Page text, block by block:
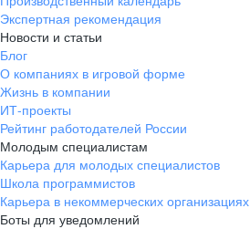
Экспертная рекомендация
Новости и статьи
Блог
О компаниях в игровой форме
Жизнь в компании
ИТ-проекты
Рейтинг работодателей России
Молодым специалистам
Карьера для молодых специалистов
Школа программистов
Карьера в некоммерческих организациях
Боты для уведомлений